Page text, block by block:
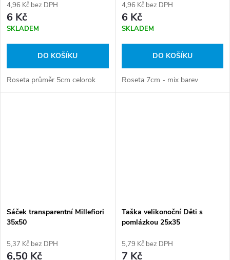
4,96 Kč bez DPH
6 Kč
SKLADEM
DO KOŠÍKU
Roseta průměr 5cm celorok
4,96 Kč bez DPH
6 Kč
SKLADEM
DO KOŠÍKU
Roseta 7cm - mix barev
Sáček transparentní Millefiori
35x50
5,37 Kč bez DPH
6,50 Kč
Taška velikonoční Děti s
pomlázkou 25x35
5,79 Kč bez DPH
7 Kč